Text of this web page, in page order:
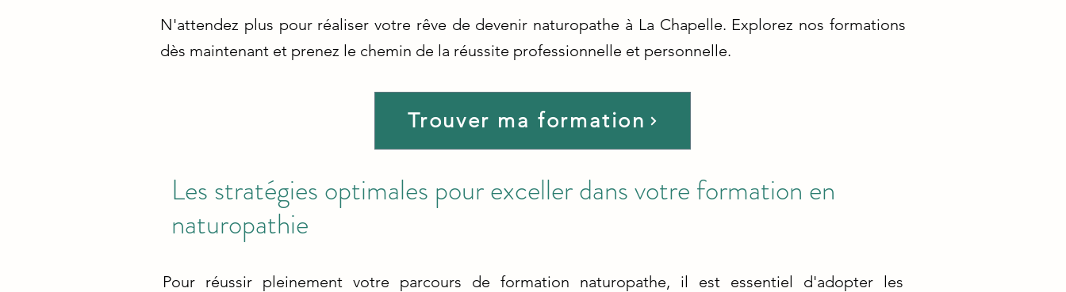
N'attendez plus pour réaliser votre rêve de devenir naturopathe à La Chapelle. Explorez nos formations
dès maintenant et prenez le chemin de la réussite professionnelle et personnelle.
Trouver ma formation
Les stratégies optimales pour exceller dans votre formation en
naturopathie
Pour réussir pleinement votre parcours de formation naturopathe, il est essentiel d'adopter les